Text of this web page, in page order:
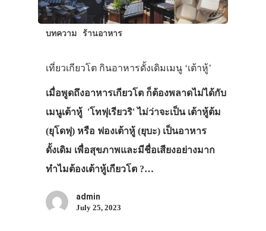
บทความ ร้านอาหาร
เที่ยวเกียวโต กินอาหารดั้งเดิมเมนู ‘เต้าหู้’
เมื่อพูดถึงอาหารเกียวโต ก็ต้องพลาดไม่ได้กับ
เมนูเต้าหู้ 'โทฟุเรียวริ' ไม่ว่าจะเป็น เต้าหู้ต้ม
(ยุโดฟุ) หรือ ฟองเต้าหู้ (ยุบะ) เป็นอาหาร
ดั้งเดิม เพื่อสุขภาพและมีชื่อเสียงอย่างมาก
ทำไมต้องเต้าหู้เกียวโต ?…
admin
July 25, 2023